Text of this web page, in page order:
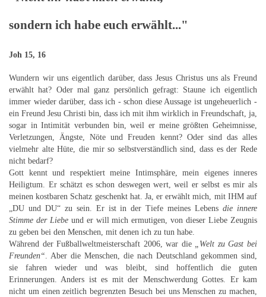
sondern ich habe euch erwählt..."
Joh 15, 16
Wundern wir uns eigentlich darüber, dass Jesus Christus uns als Freund
erwählt hat? Oder mal ganz persönlich gefragt: Staune ich eigentlich
immer wieder darüber, dass ich - schon diese Aussage ist ungeheuerlich -
ein Freund Jesu Christi bin, dass ich mit ihm wirklich in Freundschaft, ja,
sogar in Intimität verbunden bin, weil er meine größten Geheimnisse,
Verletzungen, Ängste, Nöte und Freuden kennt? Oder sind das alles
vielmehr alte Hüte, die mir so selbstverständlich sind, dass es der Rede
nicht bedarf?
Gott kennt und respektiert meine Intimsphäre, mein eigenes inneres
Heiligtum. Er schätzt es schon deswegen wert, weil er selbst es mir als
meinen kostbaren Schatz geschenkt hat. Ja, er erwählt mich, mit IHM auf
„DU und DU“ zu sein. Er ist in der Tiefe meines Lebensdie innere
Stimme der Liebe und er will mich ermutigen, von dieser Liebe Zeugnis
zu geben bei den Menschen, mit denen ich zu tun habe.
Während der Fußballweltmeisterschaft 2006, war die „Welt zu Gast bei
Freunden“. Aber die Menschen, die nach Deutschland gekommen sind,
sie fahren wieder und was bleibt, sind hoffentlich die guten
Erinnerungen. Anders ist es mit der Menschwerdung Gottes. Er kam
nicht um einen zeitlich begrenzten Besuch bei uns Menschen zu machen,